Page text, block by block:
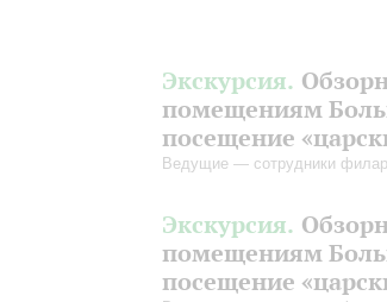
Экскурсия.
помещениям
посещение
Ведущие — сотрудники
Экскурсия.
помещениям
посещение